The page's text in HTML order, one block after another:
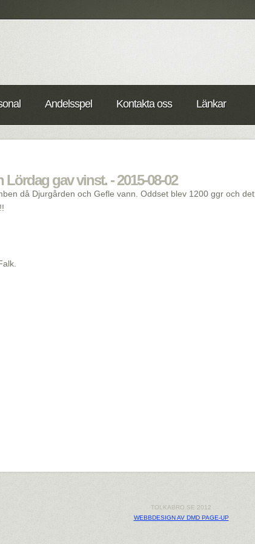
Andelsspel Kontakta oss Länkar
gav vinst. - 2015-08-02
då Djurgården och Gefle vann. Oddset blev 1200 ggr och det
TOLKABRO.SE 2012
WEBBDESIGN AV DMD PAGE-UP